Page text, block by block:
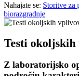
Nahajate se: Storitve za
biorazgradnje
Testi
Z laboratorijsko